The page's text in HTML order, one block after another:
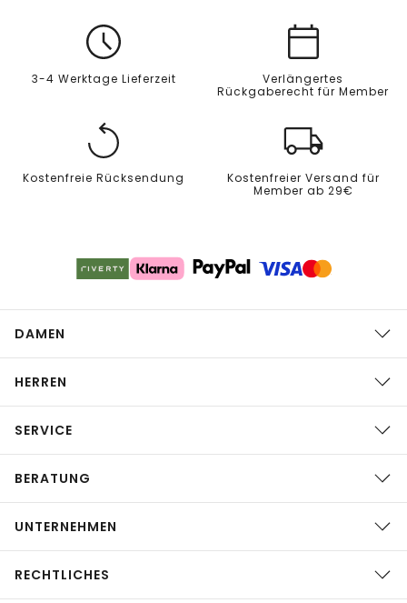
3-4 Werktage Lieferzeit
Verlängertes
Rückgaberecht für Member
Kostenfreie Rücksendung
Kostenfreier Versand für
Member ab 29€
DAMEN
HERREN
SERVICE
BERATUNG
UNTERNEHMEN
RECHTLICHES